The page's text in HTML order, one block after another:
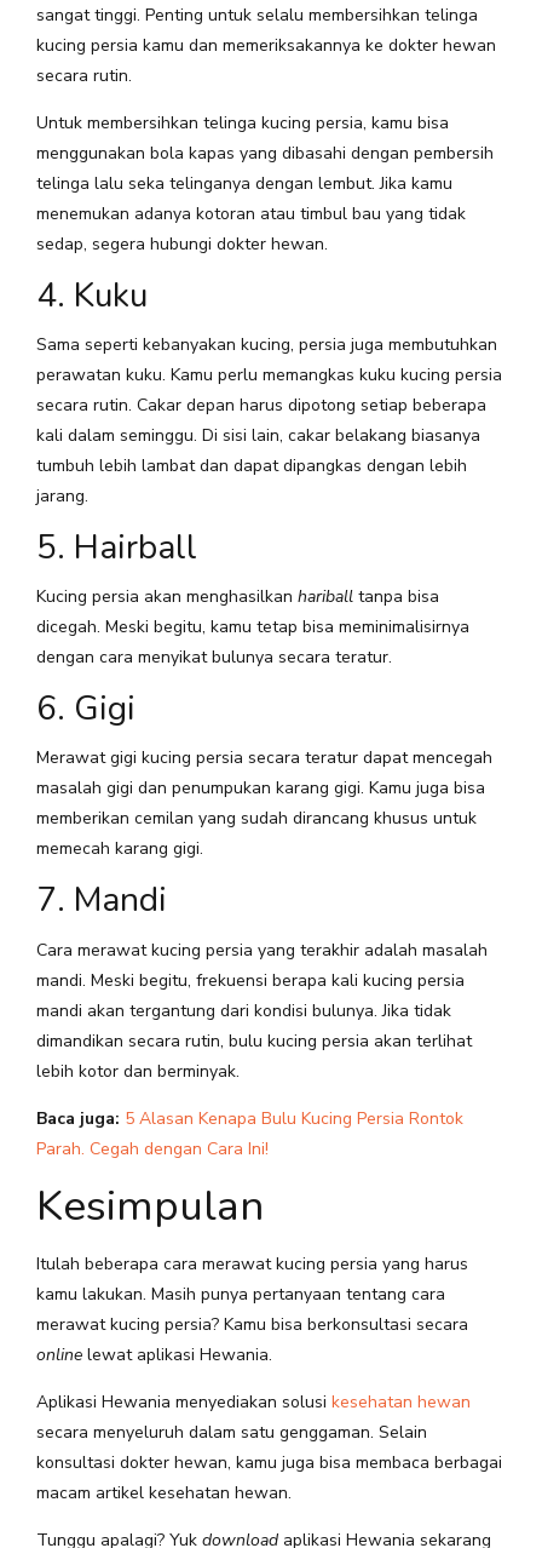
sangat tinggi. Penting untuk selalu membersihkan telinga
kucing persia kamu dan memeriksakannya ke dokter hewan
secara rutin.
Untuk membersihkan telinga kucing persia, kamu bisa
menggunakan bola kapas yang dibasahi dengan pembersih
telinga lalu seka telinganya dengan lembut. Jika kamu
menemukan adanya kotoran atau timbul bau yang tidak
sedap, segera hubungi dokter hewan.
4. Kuku
Sama seperti kebanyakan kucing, persia juga membutuhkan
perawatan kuku. Kamu perlu memangkas kuku kucing persia
secara rutin. Cakar depan harus dipotong setiap beberapa
kali dalam seminggu. Di sisi lain, cakar belakang biasanya
tumbuh lebih lambat dan dapat dipangkas dengan lebih
jarang.
5. Hairball
Kucing persia akan menghasilkan hariball tanpa bisa
dicegah. Meski begitu, kamu tetap bisa meminimalisirnya
dengan cara menyikat bulunya secara teratur.
6. Gigi
Merawat gigi kucing persia secara teratur dapat mencegah
masalah gigi dan penumpukan karang gigi. Kamu juga bisa
memberikan cemilan yang sudah dirancang khusus untuk
memecah karang gigi.
7. Mandi
Cara merawat kucing persia yang terakhir adalah masalah
mandi. Meski begitu, frekuensi berapa kali kucing persia
mandi akan tergantung dari kondisi bulunya. Jika tidak
dimandikan secara rutin, bulu kucing persia akan terlihat
lebih kotor dan berminyak.
Baca juga: 5 Alasan Kenapa Bulu Kucing Persia Rontok
Parah. Cegah dengan Cara Ini!
Kesimpulan
Itulah beberapa cara merawat kucing persia yang harus
kamu lakukan. Masih punya pertanyaan tentang cara
merawat kucing persia? Kamu bisa berkonsultasi secara
online lewat aplikasi Hewania.
Aplikasi Hewania menyediakan solusi kesehatan hewan
secara menyeluruh dalam satu genggaman. Selain
konsultasi dokter hewan, kamu juga bisa membaca berbagai
macam artikel kesehatan hewan.
Tunggu apalagi? Yuk download aplikasi Hewania sekarang